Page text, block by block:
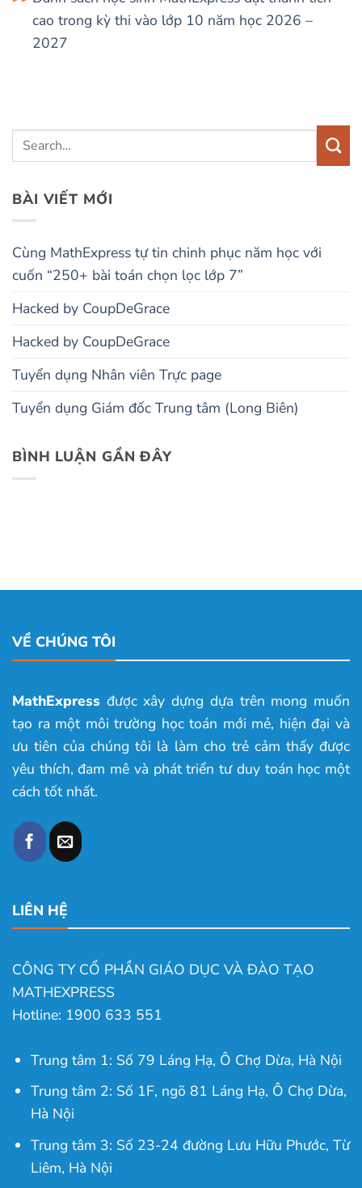
cao trong kỳ thi vào lớp 10 năm học 2026 –
2027
BÀI VIẾT MỚI
Cùng MathExpress tự tin chinh phục năm học với
cuốn “250+ bài toán chọn lọc lớp 7”
Hacked by CoupDeGrace
Hacked by CoupDeGrace
Tuyển dụng Nhân viên Trực page
Tuyển dụng Giám đốc Trung tâm (Long Biên)
BÌNH LUẬN GẦN ĐÂY
VỀ CHÚNG TÔI
MathExpress được xây dựng dựa trên mong muốn
tạo ra một môi trường học toán mới mẻ, hiện đại và
ưu tiên của chúng tôi là làm cho trẻ cảm thấy được
yêu thích, đam mê và phát triển tư duy toán học một
cách tốt nhất.
LIÊN HỆ
CÔNG TY CỔ PHẦN GIÁO DỤC VÀ ĐÀO TẠO
MATHEXPRESS
Hotline: 1900 633 551
Trung tâm 1: Số 79 Láng Hạ, Ô Chợ Dừa, Hà Nội
Trung tâm 2: Số 1F, ngõ 81 Láng Hạ, Ô Chợ Dừa,
Hà Nội
Trung tâm 3: Số 23-24 đường Lưu Hữu Phước, Từ
Liêm, Hà Nội